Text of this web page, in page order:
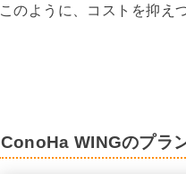
このように、コストを抑え
ConoHa WINGのプラ